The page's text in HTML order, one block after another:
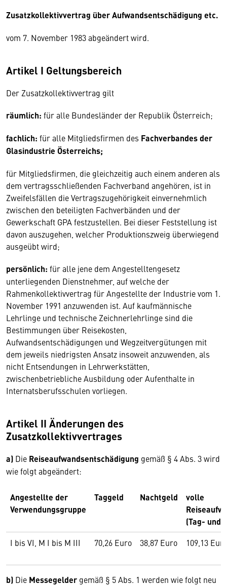
Zusatzkollektivvertrag über Aufwandsentschädigung etc.
vom 7. November 1983 abgeändert wird.
Artikel I Geltungsbereich
Der Zusatzkollektivvertrag gilt
räumlich: für alle Bundesländer der Republik Österreich;
fachlich: für alle Mitgliedsfirmen des Fachverbandes der
Glasindustrie Österreichs;
für Mitgliedsfirmen, die gleichzeitig auch einem anderen als
dem vertragsschließenden Fachverband angehören, ist in
Zweifelsfällen die Vertragszugehörigkeit einvernehmlich
zwischen den beteiligten Fachverbänden und der
Gewerkschaft GPA festzustellen. Bei dieser Feststellung ist
davon auszugehen, welcher Produktionszweig überwie­gend
ausgeübt wird;
persönlich: für alle jene dem Angestelltengesetz
unterliegenden Dienstnehmer, auf welche der
Rahmenkollektivvertrag für Angestellte der Industrie vom 1.
November 1991 anzuwenden ist. Auf kaufmännische
Lehrlinge und technische Zeichnerlehrlinge sind die
Bestimmungen über Reisekosten,
Aufwandsentschädigungen und Wegzeitvergütungen mit
dem jeweils niedrigsten Ansatz in­soweit anzuwenden, als
nicht Entsendungen in Lehrwerkstätten,
zwischenbetriebliche Ausbildung oder Aufenthalte in
Internatsberufsschulen vorliegen.
Artikel II Änderungen des
Zusatzkollektivvertrages
a) Die Reiseaufwandsentschädigung gemäß § 4 Abs. 3 wird
wie folgt abgeändert:
Angestellte der
Verwendungsgruppe
Taggeld Nachtgeld
volle
(Tag- und
I bis VI, M I bis M III 70,26 Euro 38,87 Euro 109,13 Euro
b) Die Messegelder gemäß § 5 Abs. 1 werden wie folgt neu